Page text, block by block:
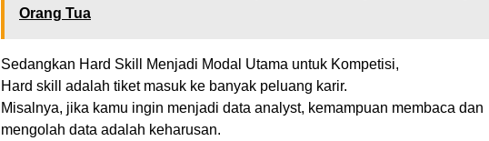
Orang Tua
Sedangkan Hard Skill Menjadi Modal Utama untuk Kompetisi,
Hard skill adalah tiket masuk ke banyak peluang karir.
Misalnya, jika kamu ingin menjadi data analyst, kemampuan membaca dan
mengolah data adalah keharusan.